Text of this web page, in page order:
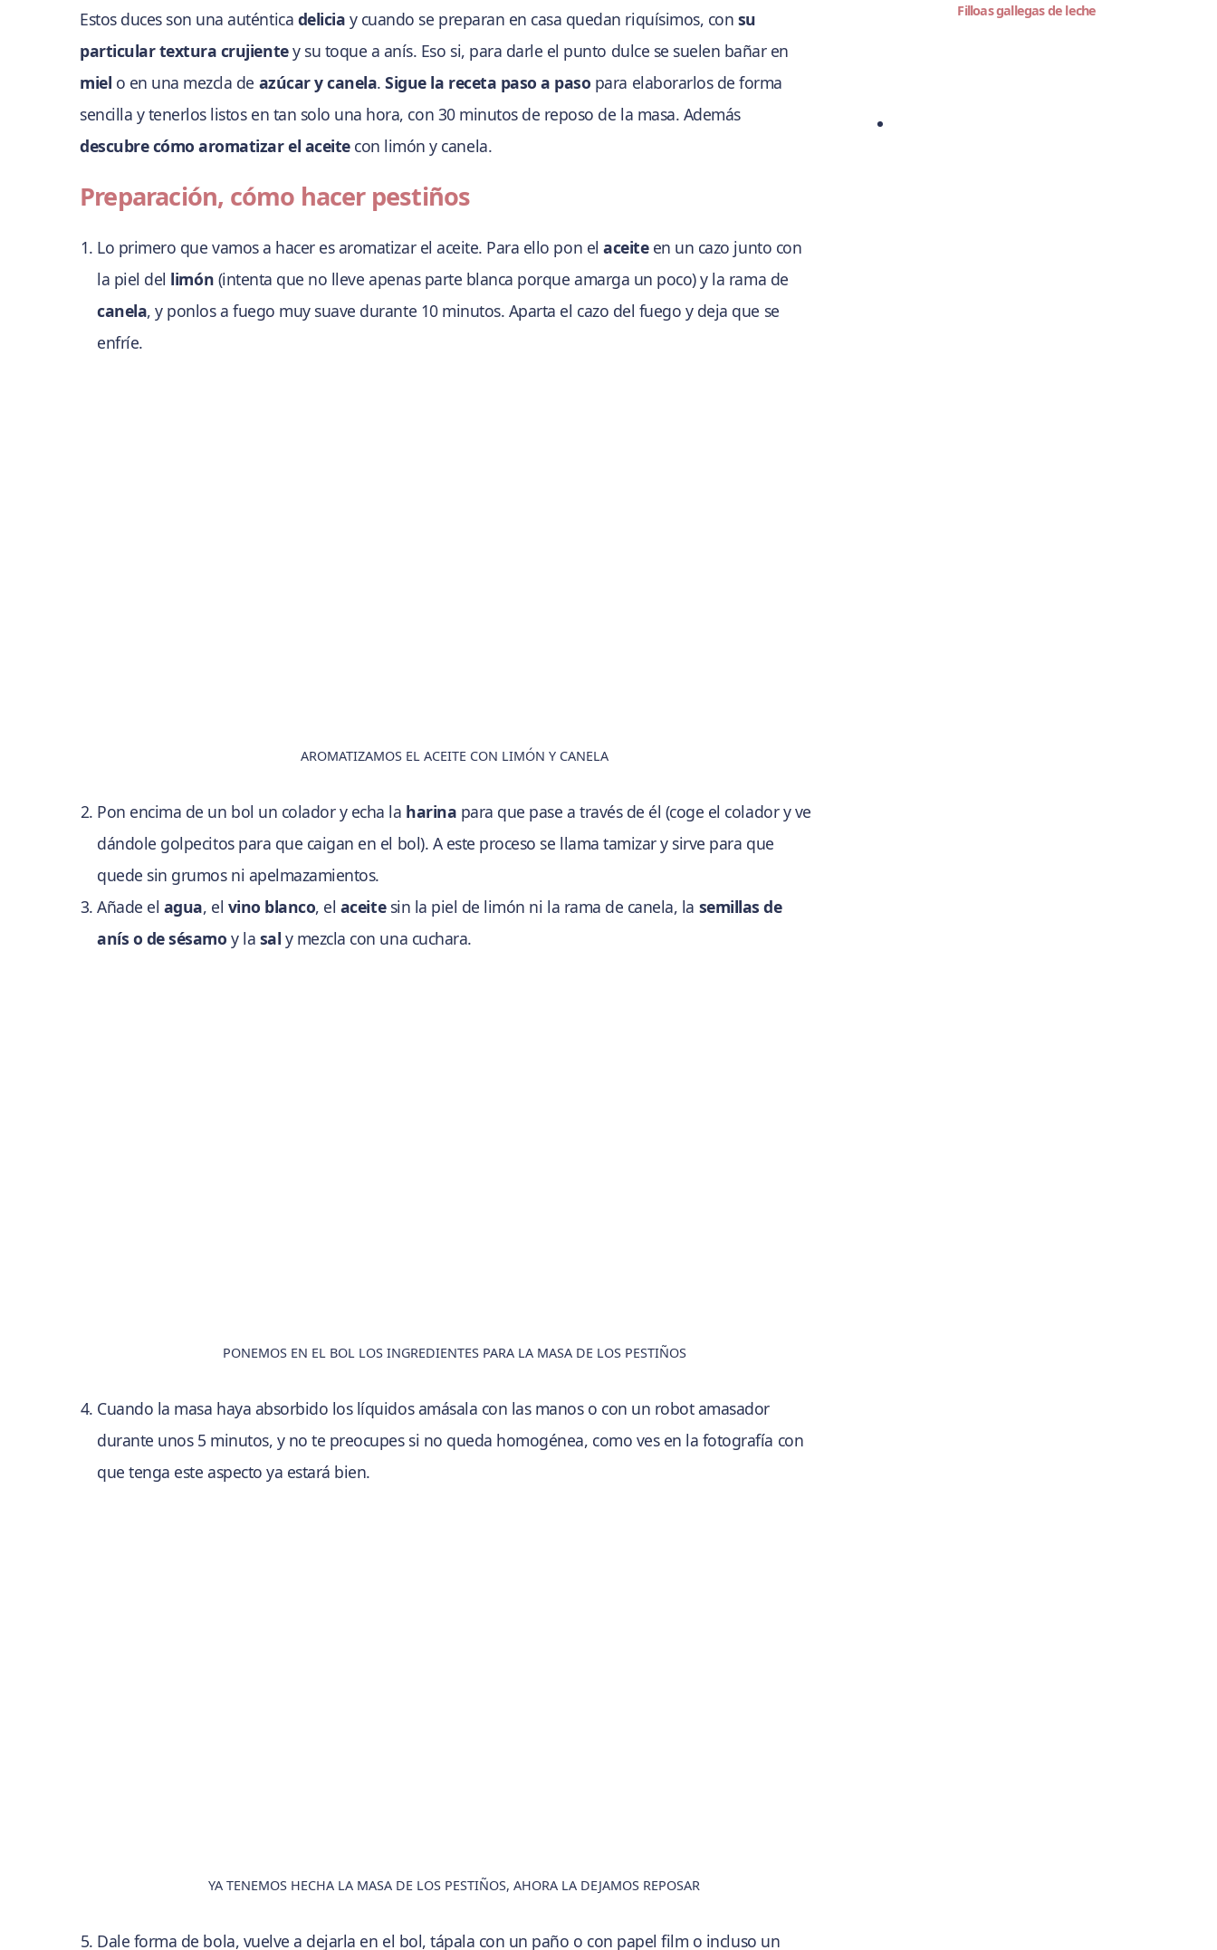
Estos duces son una auténtica delicia y cuando se preparan en casa quedan riquísimos, con su
particular textura crujientey su toque a anís. Eso si, para darle el punto dulce se suelen bañar en
miel o en una mezcla de azúcar y canela.Sigue la receta paso a paso para elaborarlos de forma
sencilla y tenerlos listos en tan solo una hora, con 30 minutos de reposo de la masa. Además
descubre cómo aromatizar el aceitecon limón y canela.
Preparación, cómo hacer pestiños
Lo primero que vamos a hacer es aromatizar el aceite. Para ello pon elaceiteen un cazo junto con
la piel del limón (intenta que no lleve apenas parte blanca porque amarga un poco) y la rama de
canela, y ponlos a fuego muy suave durante 10 minutos. Aparta el cazo del fuego y deja que se
enfríe.
AROMATIZAMOS EL ACEITE CON LIMÓN Y CANELA
Pon encima de un bol un colador y echa la harina para que pase a través de él (coge el colador y ve
dándole golpecitos para que caigan en el bol). A este proceso se llama tamizar y sirve para que
quede sin grumos ni apelmazamientos.
Añade el agua, el vino blanco, el aceitesin la piel de limón ni la rama de canela, la semillas de
anís o de sésamo y la sal y mezcla con una cuchara.
PONEMOS EN EL BOL LOS INGREDIENTES PARA LA MASA DE LOS PESTIÑOS
Cuando la masa haya absorbido los líquidos amásala con las manos o con un robot amasador
durante unos 5 minutos, y no te preocupes si no queda homogénea, como ves en la fotografía con
que tenga este aspecto ya estará bien.
YA TENEMOS HECHA LA MASA DE LOS PESTIÑOS, AHORA LA DEJAMOS REPOSAR
Dale forma de bola, vuelve a dejarla en el bol, tápala con un paño o con papel film o incluso un
Filloas gallegas de leche